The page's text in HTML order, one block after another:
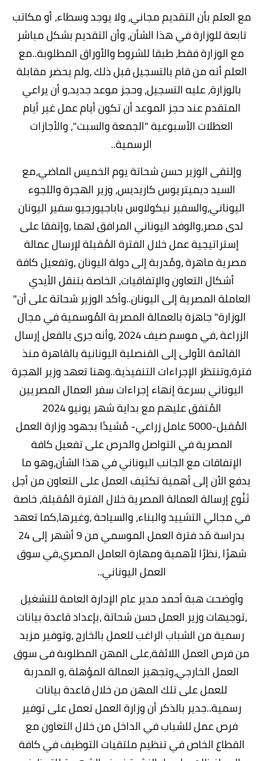
مع العلم بأن التقديم مجاني، ولا يوجد وسطاء، أو مكاتب
تابعة للوزارة في هذا الشأن، وأن التقديم بشكل مباشر
مع الوزارة فقط، طبقا للشروط والأوراق المطلوبة..مع
العلم أنه من قام بالتسجيل قبل ذلك ،ولم يحضر مقابلة
بالوزارة، عليه التسجيل، وحجز موعد جديد،و أن يراعي
المتقدم عند حجز الموعد أن تكون أيام عمل غير أيام
العطلات الأسبوعية "الجمعة والسبت"، والأجازات
الرسمية..
وإلتقى الوزير حسن شحاتة يوم الخميس الماضي،مع
السيد ديميتريوس كاريديس، وزير الهجرة واللجوء
اليوناني،والسفير نيكولاوس باباجيورجيو سفير اليونان
لدى مصر،والوفد اليوناني المرافق لهما ،وإتفقا على
إستراتيجية عمل خلال الفترة المُقبلة لإرسال عمالة
مصرية ماهرة ،ومُدربة إلى دولة اليونان ،وتفعيل كافة
أشكال التعاون والإتفاقيات، الخاصة بتنقل الأيدي
العاملة المصرية إلى اليونان..وأكد الوزير شحاتة على أن"
الوزارة" جاهزة بالعمالة المصرية المُوسمية في مجال
الزراعة ،في موسم صيف 2024 ،وأنه جرى بالفعل إرسال
القائمة الأولى إلى القنصلية اليونانية بالقاهرة منذ
فترة،وتنتظر الإجراءات التنفيذية..وهنا تعهد وزير الهجرة
اليوناني بسرعة إنهاء إجراءات سفر العمال المصريين
المُتفق عليهم مع بداية شهر يونيو 2024
المُقبل-5000 عامل زراعي- مُشيدًا بجهود وزارة العمل
المصرية في التواصل والحرص على تفعيل كافة
الإتفاقات مع الجانب اليوناني في هذا الشأن،وهو ما
يدفع الأن إلى أهمية تكثيف العمل على التعاون من أجل
تَنُوع إرسالة العمالة المصرية خلال الفترة المُقبلة، خاصة
في مجالي التشييد والبناء، والسياحة ،وغيرها،كما تعهد
بدراسة مّد فترة العمل الموسمي من 9 أشهر إلى 24
شهرًا ،نظرًا لأهمية ومهارة العامل المصري،في سوق
العمل اليوناني..
وأوضحت هبة أحمد مدير عام الإدارة العامة للتشغيل
،توجيهات وزير العمل حسن شحاتة ،بإعداد قاعدة بيانات
رسمية من الشباب الراغب للعمل بالخارج ،وتوفير مزيد
من فرص العمل اللائقة،على المهن المطلوبة فى سوق
العمل الخارجي،وتجهيز العمالة المؤهلة ،و المدربة
للعمل على تلك المهن من خلال قاعدة بيانات
رسمية..جدير بالذكر أن وزارة العمل تعمل على توفير
فرص عمل للشباب في الداخل من خلال التعاون مع
القطاع الخاص في تنظيم ملتقيات التوظيف في كافة